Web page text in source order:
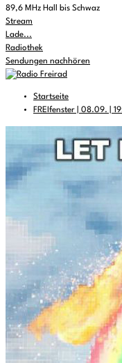
89,6 MHz Hall bis Schwaz
Stream
Lade...
Radiothek
Sendungen nachhören
Startseite
FREIfenster | 08.09. |